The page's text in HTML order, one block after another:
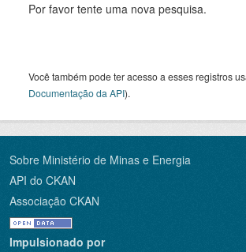
Por favor tente uma nova pesquisa.
Você também pode ter acesso a esses registros
Documentação da API).
Sobre Ministério de Minas e Energia
API do CKAN
Associação CKAN
Impulsionado por